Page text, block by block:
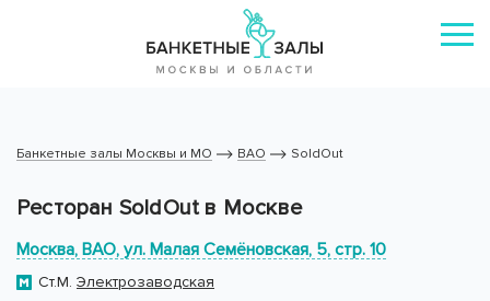
Банкетные залы Москвы и МО ВАО SoldOut
Ресторан SoldOut в Москве
Москва, ВАО, ул. Малая Семёновская, 5, стр. 10
Ст.М. Электрозаводская